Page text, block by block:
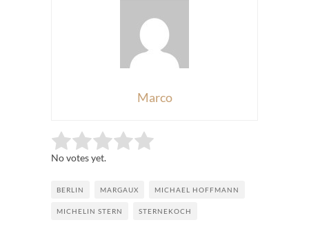
Marco
Rate this item: Submit Rating
No votes yet.
BERLIN MARGAUX MICHAEL HOFFMANN
MICHELIN STERN STERNEKOCH